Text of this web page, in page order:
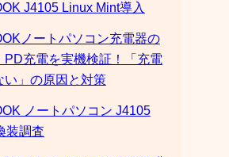
J4105 Linux Mint導入
ノートパソコン充電器の
PD充電を実機検証！「充電
い」の原因と対策
ノートパソコン J4105
装調査